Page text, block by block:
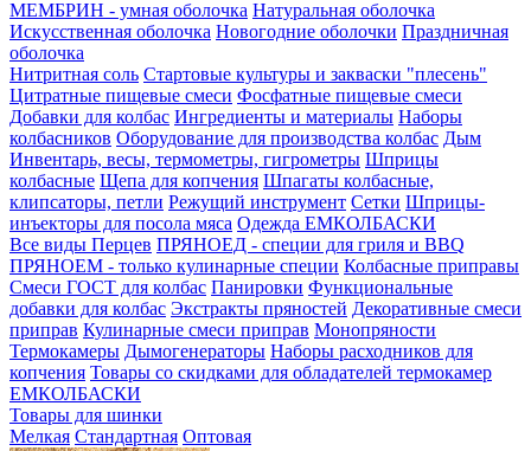
МЕМБРИН - умная оболочка Натуральная оболочка
Искусственная оболочка Новогодние оболочки Праздничная
оболочка
Нитритная соль Стартовые культуры и закваски "плесень"
Цитратные пищевые смеси Фосфатные пищевые смеси
Добавки для колбас Ингредиенты и материалы Наборы
колбасников Оборудование для производства колбас Дым
Инвентарь, весы, термометры, гигрометры Шприцы
колбасные Щепа для копчения Шпагаты колбасные,
клипсаторы, петли Режущий инструмент Сетки Шприцы-
инъекторы для посола мяса Одежда ЕМКОЛБАСКИ
Все виды Перцев ПРЯНОЕД - специи для гриля и BBQ
ПРЯНОЕМ - только кулинарные специи Колбасные приправы
Смеси ГОСТ для колбас Панировки Функциональные
добавки для колбас Экстракты пряностей Декоративные смеси
приправ Кулинарные смеси приправ Монопряности
Термокамеры Дымогенераторы Наборы расходников для
копчения Товары со скидками для обладателей термокамер
ЕМКОЛБАСКИ
Товары для шинки
Мелкая Стандартная Оптовая